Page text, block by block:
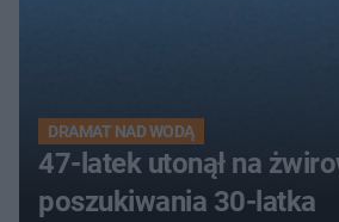
DRAMAT NAD WODĄ
47-latek utonął na
poszukiwania 30-latka